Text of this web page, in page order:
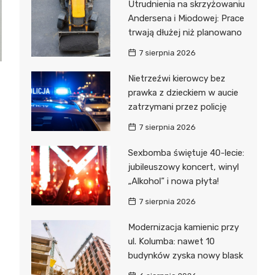
Utrudnienia na skrzyżowaniu
Andersena i Miodowej: Prace
trwają dłużej niż planowano
7 sierpnia 2026
Nietrzeźwi kierowcy bez
prawka z dzieckiem w aucie
zatrzymani przez policję
7 sierpnia 2026
Sexbomba świętuje 40-lecie:
jubileuszowy koncert, winyl
„Alkohol” i nowa płyta!
7 sierpnia 2026
Modernizacja kamienic przy
ul. Kolumba: nawet 10
budynków zyska nowy blask